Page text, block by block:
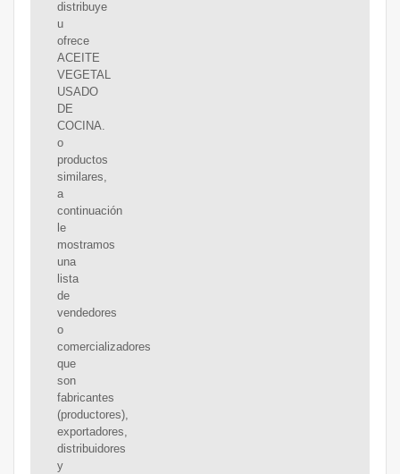
distribuye
u
ofrece
ACEITE
VEGETAL
USADO
DE
COCINA.
o
productos
similares,
a
continuación
le
mostramos
una
lista
de
vendedores
o
comercializadores
que
son
fabricantes
(productores),
exportadores,
distribuidores
y